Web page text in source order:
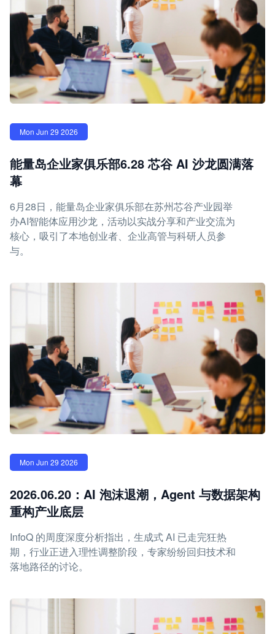
Mon Jun 29 2026
能量岛企业家俱乐部6.28 芯谷 AI 沙龙圆满落
幕
6月28日，能量岛企业家俱乐部在苏州芯谷产业园举
办AI智能体应用沙龙，活动以实战分享和产业交流为
核心，吸引了本地创业者、企业高管与科研人员参
与。
Mon Jun 29 2026
2026.06.20：AI 泡沫退潮，Agent 与数据架构
重构产业底层
InfoQ 的周度深度分析指出，生成式 AI 已走完狂热
期，行业正进入理性调整阶段，专家纷纷回归技术和
落地路径的讨论。